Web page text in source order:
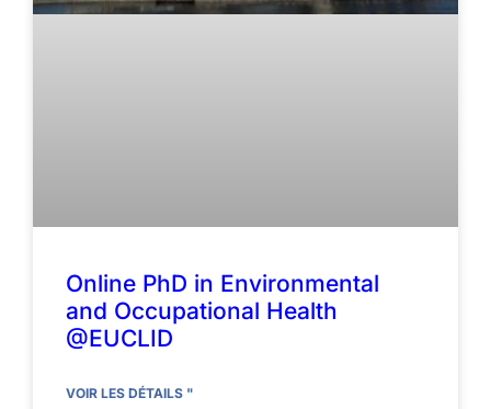
Online PhD in Environmental
and Occupational Health
@EUCLID
VOIR LES DÉTAILS "